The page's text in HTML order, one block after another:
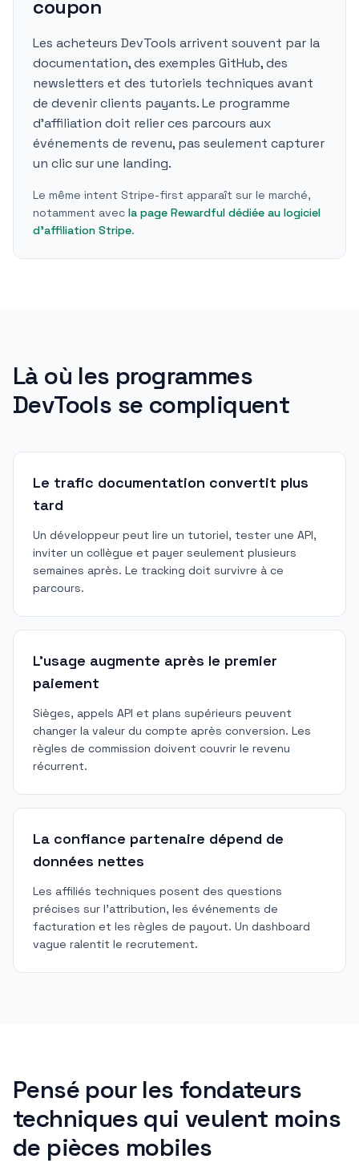
coupon
Les acheteurs DevTools arrivent souvent par la
documentation, des exemples GitHub, des
newsletters et des tutoriels techniques avant
de devenir clients payants. Le programme
d'affiliation doit relier ces parcours aux
événements de revenu, pas seulement capturer
un clic sur une landing.
Le même intent Stripe-first apparaît sur le marché,
notamment avec la page Rewardful dédiée au logiciel
d'affiliation Stripe.
Là où les programmes
DevTools se compliquent
Le trafic documentation convertit plus
tard
Un développeur peut lire un tutoriel, tester une API,
inviter un collègue et payer seulement plusieurs
semaines après. Le tracking doit survivre à ce
parcours.
L'usage augmente après le premier
paiement
Sièges, appels API et plans supérieurs peuvent
changer la valeur du compte après conversion. Les
règles de commission doivent couvrir le revenu
récurrent.
La confiance partenaire dépend de
données nettes
Les affiliés techniques posent des questions
précises sur l'attribution, les événements de
facturation et les règles de payout. Un dashboard
vague ralentit le recrutement.
Pensé pour les fondateurs
techniques qui veulent moins
de pièces mobiles